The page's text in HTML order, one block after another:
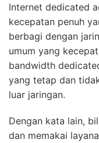
Internet dedicated
kecepatan penuh
berbagi dengan
umum yang
bandwidth
yang tetap dan
luar jaringan.
Dengan kata lain,
dan memakai